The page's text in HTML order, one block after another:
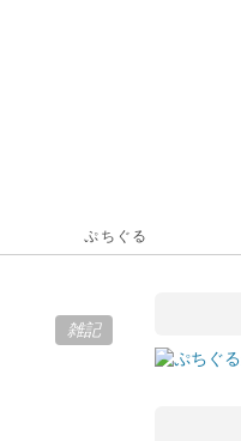
ぷちぐる
雑記